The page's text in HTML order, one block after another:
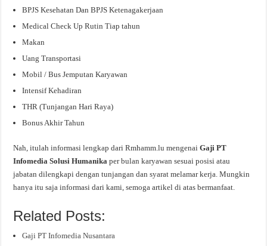
BPJS Kesehatan Dan BPJS Ketenagakerjaan
Medical Check Up Rutin Tiap tahun
Makan
Uang Transportasi
Mobil / Bus Jemputan Karyawan
Intensif Kehadiran
THR (Tunjangan Hari Raya)
Bonus Akhir Tahun
Nah, itulah informasi lengkap dari Rmhamm.lu mengenaiGaji PT
Infomedia Solusi Humanikaper bulan karyawan sesuai posisi atau
jabatan dilengkapi dengan tunjangan dan syarat melamar kerja. Mungkin
hanya itu saja informasi dari kami, semoga artikel di atas bermanfaat.
Related Posts:
Gaji PT Infomedia Nusantara